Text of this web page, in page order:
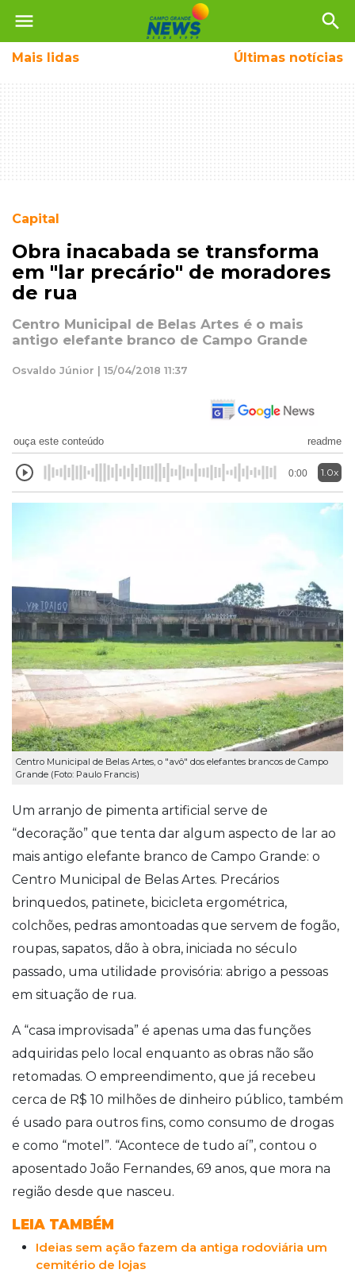
menu search
Mais lidas Últimas notícias
Capital
Obra inacabada se transforma
em "lar precário" de moradores
de rua
Centro Municipal de Belas Artes é o mais
antigo elefante branco de Campo Grande
Osvaldo Júnior | 15/04/2018 11:37
ouça este conteúdo readme
0:00 1.0x
Centro Municipal de Belas Artes, o "avô" dos elefantes brancos de Campo
Grande (Foto: Paulo Francis)
Um arranjo de pimenta artificial serve de
“decoração” que tenta dar algum aspecto de lar ao
mais antigo elefante branco de Campo Grande: o
Centro Municipal de Belas Artes. Precários
brinquedos, patinete, bicicleta ergométrica,
colchões, pedras amontoadas que servem de fogão,
roupas, sapatos, dão à obra, iniciada no século
passado, uma utilidade provisória: abrigo a pessoas
em situação de rua.
A “casa improvisada” é apenas uma das funções
adquiridas pelo local enquanto as obras não são
retomadas. O empreendimento, que já recebeu
cerca de R$ 10 milhões de dinheiro público, também
é usado para outros fins, como consumo de drogas
e como “motel”. “Acontece de tudo aí”, contou o
aposentado João Fernandes, 69 anos, que mora na
região desde que nasceu.
LEIA TAMBÉM
Ideias sem ação fazem da antiga rodoviária um
cemitério de lojas